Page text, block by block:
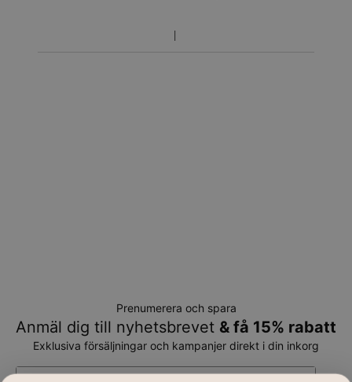
Prenumerera och spara
Anmäl dig till nyhetsbrevet & få 15% rabatt
Exklusiva försäljningar och kampanjer direkt i din inkorg